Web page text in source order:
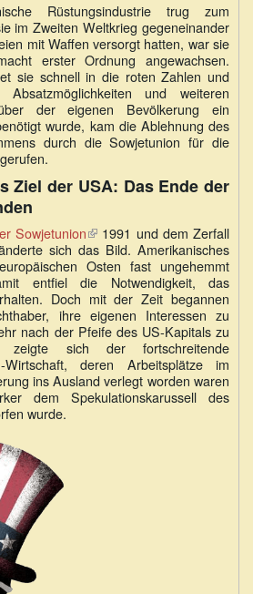
Rüstungsindustrie trug zum
im Zweiten Weltkrieg gegeneinander
mit Waffen versorgt hatten, war sie
erster Ordnung angewachsen.
sie schnell in die roten Zahlen und
und weiteren
der eigenen Bevölkerung ein
wurde, kam die Ablehnung des
durch die Sowjetunion für die
Ziel der USA: Das Ende der
Sowjetunion(Link
ist
extern)
1991 und dem Zerfall
sich das Bild. Amerikanisches
Osten fast ungehemmt
entfiel die Notwendigkeit, das
Doch mit der Zeit begannen
ihre eigenen Interessen zu
nach der Pfeife des US-Kapitals zu
zeigte sich der fortschreitende
deren Arbeitsplätze im
ins Ausland verlegt worden waren
dem Spekulationskarussell des
wurde.